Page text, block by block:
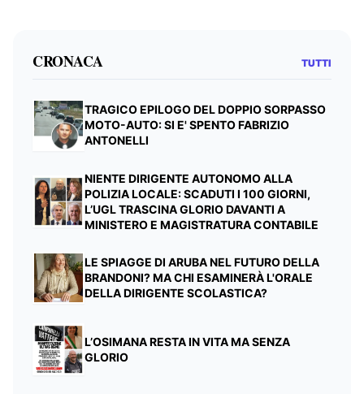
CRONACA TUTTI
TRAGICO EPILOGO DEL DOPPIO SORPASSO
MOTO-AUTO: SI E' SPENTO FABRIZIO
ANTONELLI
NIENTE DIRIGENTE AUTONOMO ALLA
POLIZIA LOCALE: SCADUTI I 100 GIORNI,
L’UGL TRASCINA GLORIO DAVANTI A
MINISTERO E MAGISTRATURA CONTABILE
LE SPIAGGE DI ARUBA NEL FUTURO DELLA
BRANDONI? MA CHI ESAMINERÀ L'ORALE
DELLA DIRIGENTE SCOLASTICA?
L’OSIMANA RESTA IN VITA MA SENZA
GLORIO